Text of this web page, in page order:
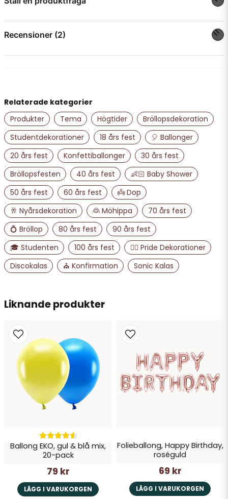
Fråga oss något om denna produkten...
email
Mejladress
Ja, ni får publicera min fråga
Skicka fråga
Recensioner (2)
Alexandra Å
för 3 år sedan
Snabb leverans och bra förpackat! Tack!!!
Liknande produkter
Ballong EKO, gul & blå mix,
20-pack
79 kr
LÄGG I VARUKORGEN
Folieballong, Happy Birthday,
roséguld
69 kr
LÄGG I VARUKORGEN
Relaterade kategorier
Produkter
Tema Högtider
Bröllopsdekoration
Studentdekorationer
18 års fest
🎈 Ballonger
20 års fest
Konfettiballonger
30 års fest
Bröllopsfesten
40 års fest
👶🏻 Baby Shower
50 års fest
60 års fest
👼 Dop
🥂 Nyårsdekoration
👰 Möhippa
70 års fest
💍 Bröllop
80 års fest
90 års fest
🎓 Studenten
100 års fest
🏳️‍🌈 Pride Dekorationer
Discokalas
⛪ Konfirmation Sonic Kalas